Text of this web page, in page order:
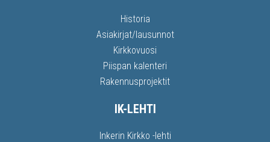
Historia
Asiakirjat/lausunnot
Kirkkovuosi
Piispan kalenteri
Rakennusprojektit
IK-LEHTI
Inkerin Kirkko -lehti